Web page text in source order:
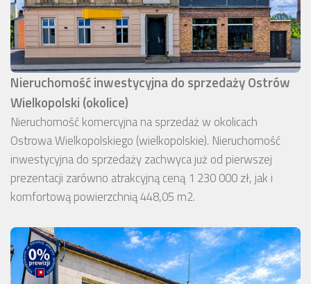
Nieruchomość inwestycyjna do sprzedaży Ostrów
Wielkopolski (okolice)
Nieruchomość komercyjna na sprzedaż w okolicach
Ostrowa Wielkopolskiego (wielkopolskie). Nieruchomość
inwestycyjna do sprzedaży zachwyca już od pierwszej
prezentacji zarówno atrakcyjną ceną 1 230 000 zł, jak i
komfortową powierzchnią 448,05 m2.